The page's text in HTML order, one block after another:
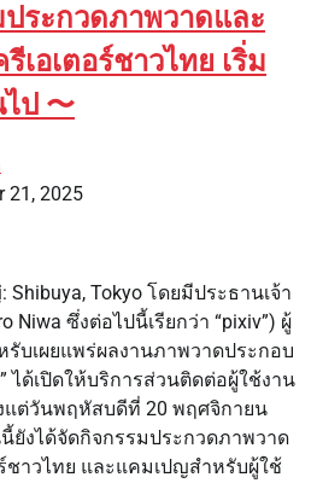
ระกวดภาพวาดและ
อเตอร์ชาวไทย เริ่ม
ป 〜
21, 2025
Tokyo โดยมีประธานเจ้า
Niwa ซึ่งต่อไปนี้เรียกว่า “pixiv”) ผู้
บเผยแพร่ผลงานภาพวาดประกอบ
ได้เปิดให้บริการส่วนติดต่อผู้ใช้งาน
แต่วันพฤหัสบดีที่ 20 พฤศจิกายน
ยังได้จัดกิจกรรมประกวดภาพวาด
ชาวไทย และแคมเปญสำหรับผู้ใช้